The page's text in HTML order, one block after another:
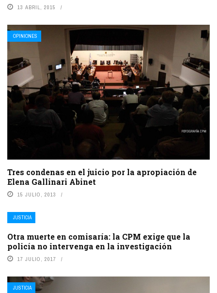
13 ABRIL, 2015
OPINIONES
Tres condenas en el juicio por la apropiación de
Elena Gallinari Abinet
15 JULIO, 2013
JUSTICIA
Otra muerte en comisaría: la CPM exige que la
policía no intervenga en la investigación
17 JULIO, 2017
JUSTICIA